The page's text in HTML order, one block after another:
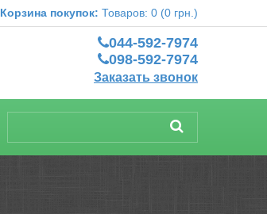
Корзина покупок: Товаров: 0 (0 грн.)
044-592-7974
098-592-7974
Заказать звонок